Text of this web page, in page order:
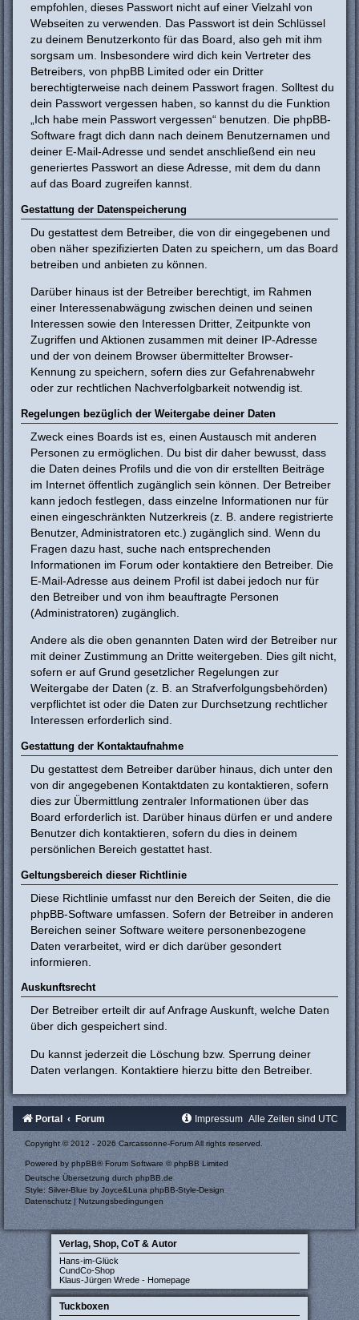
empfohlen, dieses Passwort nicht auf einer Vielzahl von
Webseiten zu verwenden. Das Passwort ist dein Schlüssel
zu deinem Benutzerkonto für das Board, also geh mit ihm
sorgsam um. Insbesondere wird dich kein Vertreter des
Betreibers, von phpBB Limited oder ein Dritter
berechtigterweise nach deinem Passwort fragen. Solltest du
dein Passwort vergessen haben, so kannst du die Funktion
„Ich habe mein Passwort vergessen“ benutzen. Die phpBB-
Software fragt dich dann nach deinem Benutzernamen und
deiner E-Mail-Adresse und sendet anschließend ein neu
generiertes Passwort an diese Adresse, mit dem du dann
auf das Board zugreifen kannst.
Gestattung der Datenspeicherung
Du gestattest dem Betreiber, die von dir eingegebenen und
oben näher spezifizierten Daten zu speichern, um das Board
betreiben und anbieten zu können.
Darüber hinaus ist der Betreiber berechtigt, im Rahmen
einer Interessenabwägung zwischen deinen und seinen
Interessen sowie den Interessen Dritter, Zeitpunkte von
Zugriffen und Aktionen zusammen mit deiner IP-Adresse
und der von deinem Browser übermittelter Browser-
Kennung zu speichern, sofern dies zur Gefahrenabwehr
oder zur rechtlichen Nachverfolgbarkeit notwendig ist.
Regelungen bezüglich der Weitergabe deiner Daten
Zweck eines Boards ist es, einen Austausch mit anderen
Personen zu ermöglichen. Du bist dir daher bewusst, dass
die Daten deines Profils und die von dir erstellten Beiträge
im Internet öffentlich zugänglich sein können. Der Betreiber
kann jedoch festlegen, dass einzelne Informationen nur für
einen eingeschränkten Nutzerkreis (z. B. andere registrierte
Benutzer, Administratoren etc.) zugänglich sind. Wenn du
Fragen dazu hast, suche nach entsprechenden
Informationen im Forum oder kontaktiere den Betreiber. Die
E-Mail-Adresse aus deinem Profil ist dabei jedoch nur für
den Betreiber und von ihm beauftragte Personen
(Administratoren) zugänglich.
Andere als die oben genannten Daten wird der Betreiber nur
mit deiner Zustimmung an Dritte weitergeben. Dies gilt nicht,
sofern er auf Grund gesetzlicher Regelungen zur
Weitergabe der Daten (z. B. an Strafverfolgungsbehörden)
verpflichtet ist oder die Daten zur Durchsetzung rechtlicher
Interessen erforderlich sind.
Gestattung der Kontaktaufnahme
Du gestattest dem Betreiber darüber hinaus, dich unter den
von dir angegebenen Kontaktdaten zu kontaktieren, sofern
dies zur Übermittlung zentraler Informationen über das
Board erforderlich ist. Darüber hinaus dürfen er und andere
Benutzer dich kontaktieren, sofern du dies in deinem
persönlichen Bereich gestattet hast.
Geltungsbereich dieser Richtlinie
Diese Richtlinie umfasst nur den Bereich der Seiten, die die
phpBB-Software umfassen. Sofern der Betreiber in anderen
Bereichen seiner Software weitere personenbezogene
Daten verarbeitet, wird er dich darüber gesondert
informieren.
Auskunftsrecht
Der Betreiber erteilt dir auf Anfrage Auskunft, welche Daten
über dich gespeichert sind.
Du kannst jederzeit die Löschung bzw. Sperrung deiner
Daten verlangen. Kontaktiere hierzu bitte den Betreiber.
Portal Forum Alle Zeiten sind UTC
Impressum
Copyright © 2012 - 2026 Carcassonne-Forum All rights reserved.
Powered by phpBB® Forum Software © phpBB Limited
Deutsche Übersetzung durchphpBB.de
Style: Silver-Blue by Joyce&LunaphpBB-Style-Design
Datenschutz |Nutzungsbedingungen
Verlag, Shop, CoT & Autor
Hans-im-Glück
CundCo-Shop
Klaus-Jürgen Wrede - Homepage
Tuckboxen